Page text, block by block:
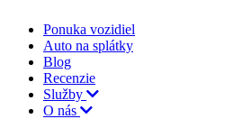
Ponuka vozidiel
Auto na splátky
Blog
Recenzie
Služby
O nás